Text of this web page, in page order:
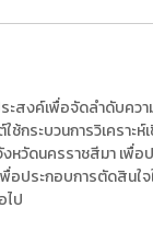
ะสงค์เพื่อจัดลำดับค
ช้กระบวนการวิเครา
หวัดนครราชสีมา เพื่อ
อประกอบการตัดสินใ
ไป